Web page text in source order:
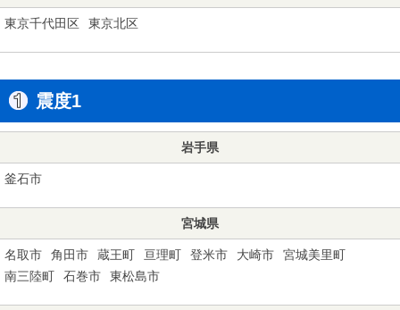
東京千代田区 東京北区
震度1
岩手県
釜石市
宮城県
名取市 角田市 蔵王町 亘理町 登米市 大崎市
宮城美里町
南三陸町
石巻市 東松島市